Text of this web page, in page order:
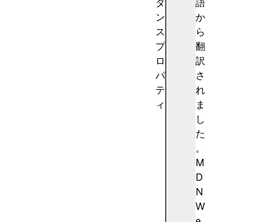
語
か
ら
翻
訳
さ
れ
ま
し
た
。
M
D
N
W
タ
ン
ス
プ
ロ
パ
テ
ィ